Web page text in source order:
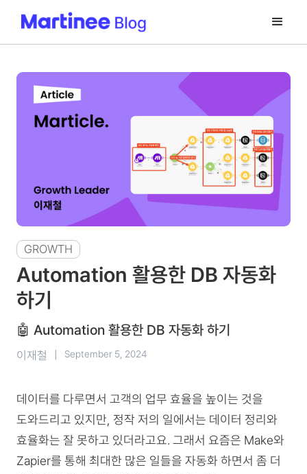
GROWTH
Automation 활용한 DB 자동화
하기
🤖 Automation 활용한 DB 자동화 하기
이재철 September 5, 2024
데이터를 다루면서 고객의 업무 효율을 높이는 것을
도와드리고 있지만, 정작 저의 일에서는 데이터 정리와
효율화는 잘 못하고 있더라고요. 그래서 요즘은 Make와
Zapier를 통해 최대한 많은 일들을 자동화 하면서 좀 더